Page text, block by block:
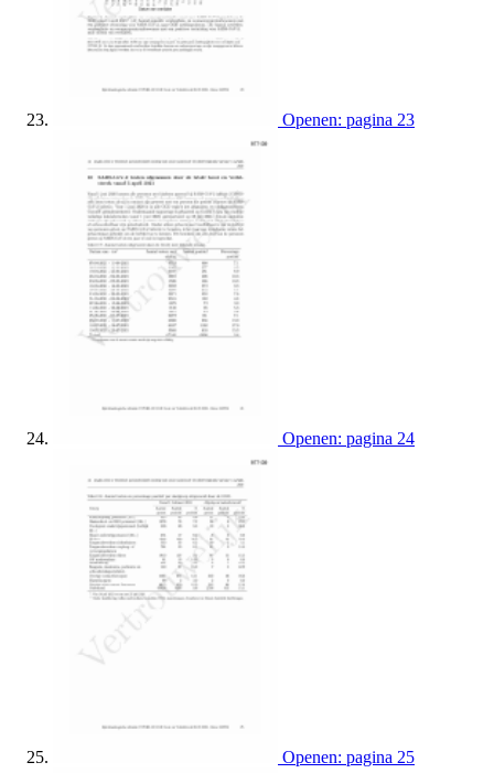
Openen: pagina 23
Openen: pagina 24
Openen: pagina 25